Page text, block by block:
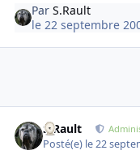
ParS.Rault
le 22 septembre
S.Rault
Posté(e) le 22